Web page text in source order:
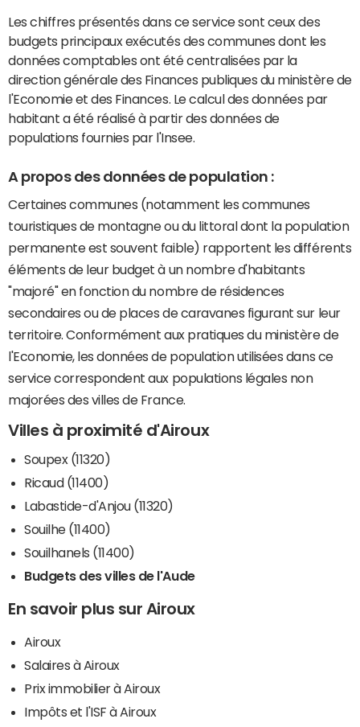
Les chiffres présentés dans ce service sont ceux des
budgets principaux exécutés des communes dont les
données comptables ont été centralisées par la
direction générale des Finances publiques du ministère de
l'Economie et des Finances. Le calcul des données par
habitant a été réalisé à partir des données de
populations fournies par l'Insee.
A propos des données de population :
Certaines communes (notamment les communes
touristiques de montagne ou du littoral dont la population
permanente est souvent faible) rapportent les différents
éléments de leur budget à un nombre d'habitants
"majoré" en fonction du nombre de résidences
secondaires ou de places de caravanes figurant sur leur
territoire. Conformément aux pratiques du ministère de
l'Economie, les données de population utilisées dans ce
service correspondent aux populations légales non
majorées des villes de France.
Villes à proximité d'Airoux
Soupex (11320)
Ricaud (11400)
Labastide-d'Anjou (11320)
Souilhe (11400)
Souilhanels (11400)
Budgets des villes de l'Aude
En savoir plus sur Airoux
Airoux
Salaires à Airoux
Prix immobilier à Airoux
Impôts et l'ISF à Airoux